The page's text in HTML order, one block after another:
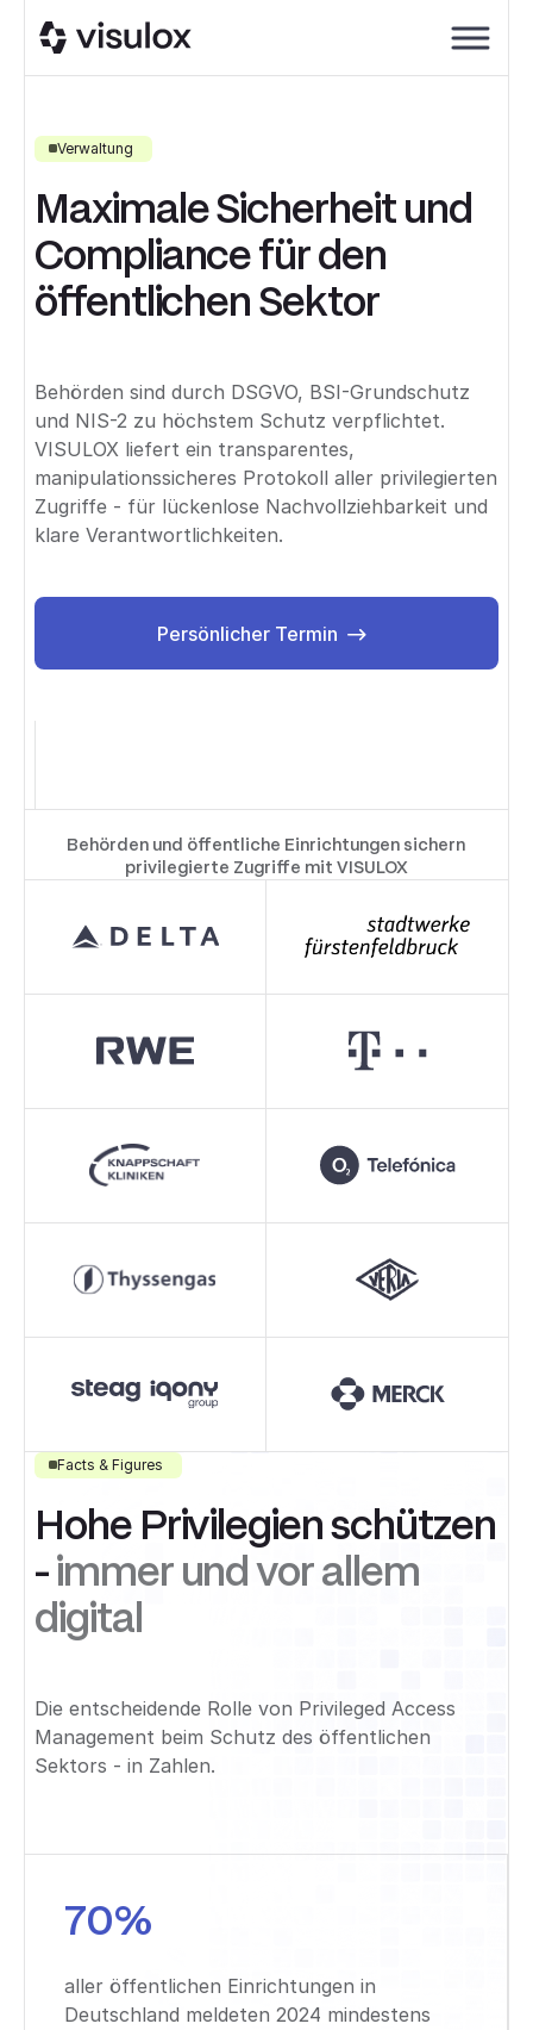
Verwaltung
Maximale Sicherheit und
Compliance für den
öffentlichen Sektor
Behörden sind durch DSGVO, BSI-Grundschutz
und NIS-2 zu höchstem Schutz verpflichtet.
VISULOX liefert ein transparentes,
manipulationssicheres Protokoll aller privilegierten
Zugriffe - für lückenlose Nachvollziehbarkeit und
klare Verantwortlichkeiten.
Persönlicher Termin
Behörden und öffentliche Einrichtungen sichern
privilegierte Zugriffe mit VISULOX
Facts & Figures
Hohe Privilegien schützen
-immer und vor allem
digital
Die entscheidende Rolle von Privileged Access
Management beim Schutz des öffentlichen
Sektors - in Zahlen.
70%
aller öffentlichen Einrichtungen in
Deutschland meldeten 2024 mindestens